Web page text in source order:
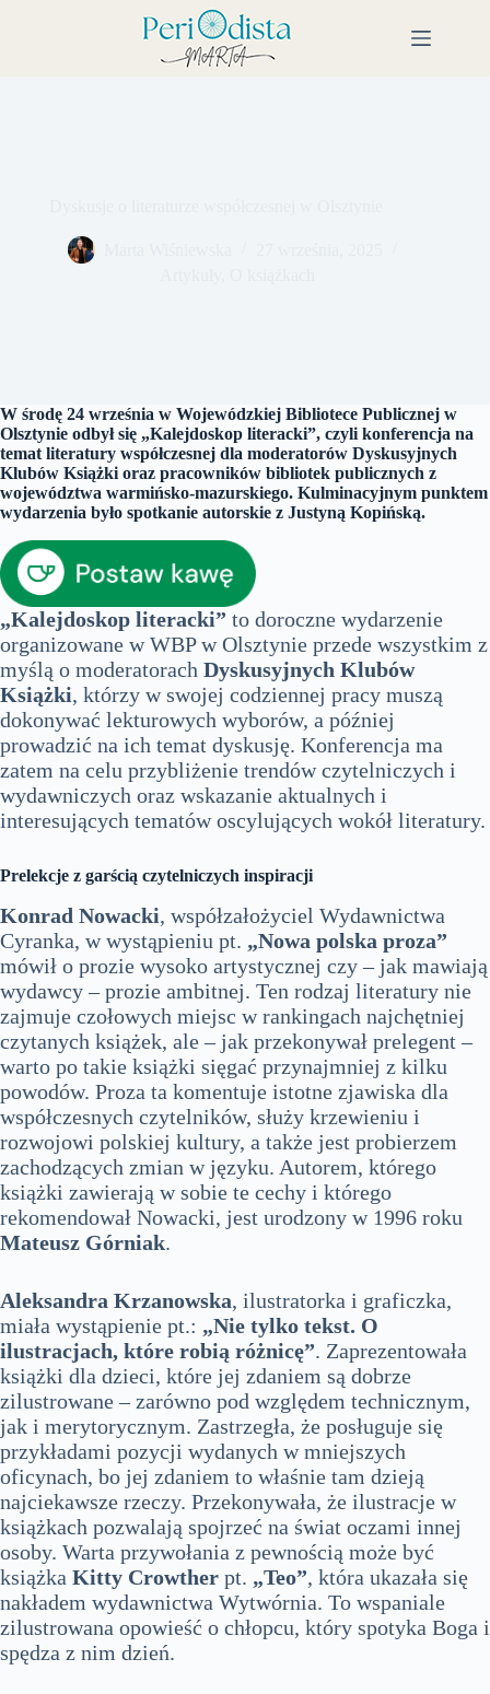
W środę 24 września w Wojewódzkiej Bibliotece Publicznej w
Olsztynie odbył się „Kalejdoskop literacki”, czyli konferencja na
temat literatury współczesnej dla moderatorów Dyskusyjnych
Klubów Książki oraz pracowników bibliotek publicznych z
województwa warmińsko-mazurskiego. Kulminacyjnym punktem
wydarzenia było spotkanie autorskie z Justyną Kopińską.
„Kalejdoskop literacki” to doroczne wydarzenie
organizowane w WBP w Olsztynie przede wszystkim z
myślą o moderatorach Dyskusyjnych Klubów
Książki, którzy w swojej codziennej pracy muszą
dokonywać lekturowych wyborów, a później
prowadzić na ich temat dyskusję. Konferencja ma
zatem na celu przybliżenie trendów czytelniczych i
wydawniczych oraz wskazanie aktualnych i
interesujących tematów oscylujących wokół literatury.
Prelekcje z garścią czytelniczych inspiracji
Konrad Nowacki, współzałożyciel Wydawnictwa
Cyranka, w wystąpieniu pt. „Nowa polska proza”
mówił o prozie wysoko artystycznej czy – jak mawiają
wydawcy – prozie ambitnej. Ten rodzaj literatury nie
zajmuje czołowych miejsc w rankingach najchętniej
czytanych książek, ale – jak przekonywał prelegent –
warto po takie książki sięgać przynajmniej z kilku
powodów. Proza ta komentuje istotne zjawiska dla
współczesnych czytelników, służy krzewieniu i
rozwojowi polskiej kultury, a także jest probierzem
zachodzących zmian w języku. Autorem, którego
książki zawierają w sobie te cechy i którego
rekomendował Nowacki, jest urodzony w 1996 roku
Mateusz Górniak.
Aleksandra Krzanowska, ilustratorka i graficzka,
miała wystąpienie pt.: „Nie tylko tekst. O
ilustracjach, które robią różnicę”. Zaprezentowała
książki dla dzieci, które jej zdaniem są dobrze
zilustrowane – zarówno pod względem technicznym,
jak i merytorycznym. Zastrzegła, że posługuje się
przykładami pozycji wydanych w mniejszych
oficynach, bo jej zdaniem to właśnie tam dzieją
najciekawsze rzeczy. Przekonywała, że ilustracje w
książkach pozwalają spojrzeć na świat oczami innej
osoby. Warta przywołania z pewnością może być
książka Kitty Crowther pt. „Teo”, która ukazała się
nakładem wydawnictwa Wytwórnia. To wspaniale
zilustrowana opowieść o chłopcu, który spotyka Boga i
spędza z nim dzień.